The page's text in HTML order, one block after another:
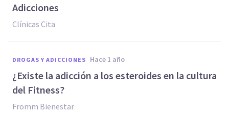
Adicciones
Clínicas Cita
DROGAS Y ADICCIONES hace 1 año
¿Existe la adicción a los esteroides en la cultura
del Fitness?
Fromm Bienestar